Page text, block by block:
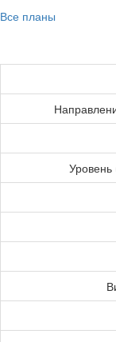
Все планы
Уровень